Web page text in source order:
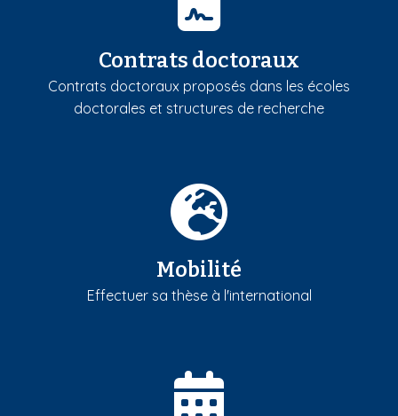
Contrats doctoraux
Contrats doctoraux proposés dans les écoles
doctorales et structures de recherche
Mobilité
Effectuer sa thèse à l'international